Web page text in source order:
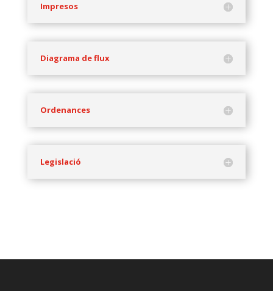
Impresos
Diagrama de flux
Ordenances
Legislació